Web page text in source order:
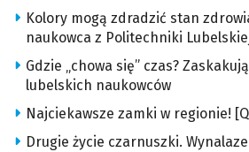
Kolory mogą zdradzić stan
naukowca z Politechniki
Gdzie „chowa się” czas?
lubelskich naukowców
Najciekawsze zamki w regionie!
Drugie życie czarnuszki.